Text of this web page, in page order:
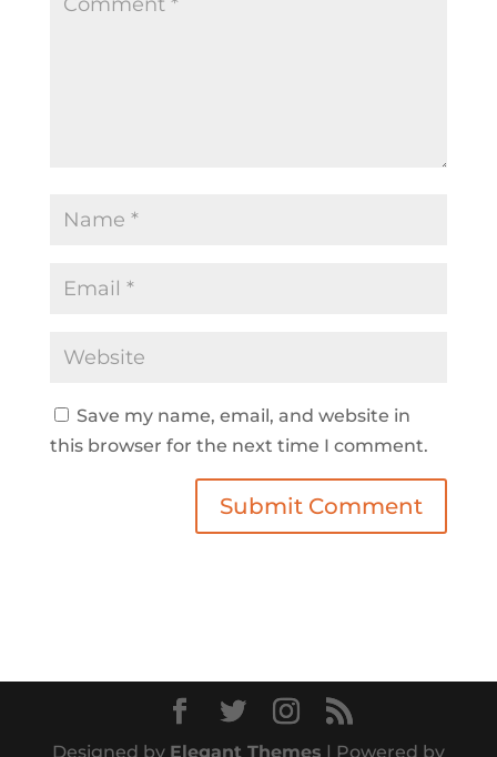
Save my name, email, and website in
this browser for the next time I comment.
Designed by Elegant Themes | Powered by